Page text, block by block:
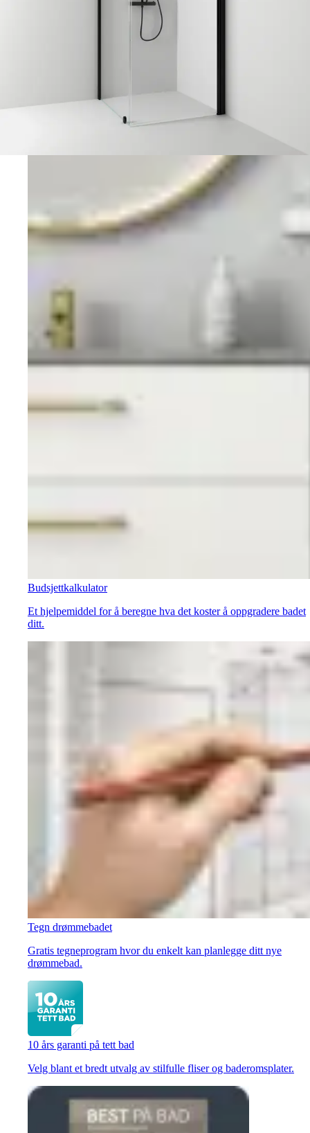
Budsjettkalkulator
Et hjelpemiddel for å beregne hva det koster å oppgradere badet
ditt.
Tegn drømmebadet
Gratis tegneprogram hvor du enkelt kan planlegge ditt nye
drømmebad.
10 års garanti på tett bad
Velg blant et bredt utvalg av stilfulle fliser og baderomsplater.